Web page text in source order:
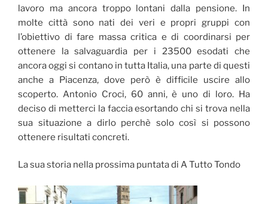
lavoro ma ancora troppo lontani dalla pensione. In
molte città sono nati dei veri e propri gruppi con
l’obiettivo di fare massa critica e di coordinarsi per
ottenere la salvaguardia per i 23500 esodati che
ancora oggi si contano in tutta Italia, una parte di questi
anche a Piacenza, dove però è difficile uscire allo
scoperto. Antonio Croci, 60 anni, è uno di loro. Ha
deciso di metterci la faccia esortando chi si trova nella
sua situazione a dirlo perchè solo così si possono
ottenere risultati concreti.
La sua storia nella prossima puntata di A Tutto Tondo